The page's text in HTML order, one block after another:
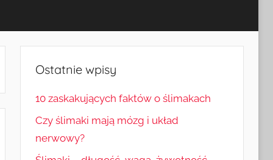
Ostatnie wpisy
10 zaskakujących faktów o ślimakach
Czy ślimaki mają mózg i układ
nerwowy?